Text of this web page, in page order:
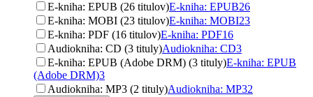
E-kniha: EPUB (26 titulov)E-kniha: EPUB26
E-kniha: MOBI (23 titulov)E-kniha: MOBI23
E-kniha: PDF (16 titulov)E-kniha: PDF16
Audiokniha: CD (3 tituly)Audiokniha: CD3
E-kniha: EPUB (Adobe DRM) (3 tituly)E-kniha: EPUB
(Adobe DRM)3
Audiokniha: MP3 (2 tituly)Audiokniha: MP32